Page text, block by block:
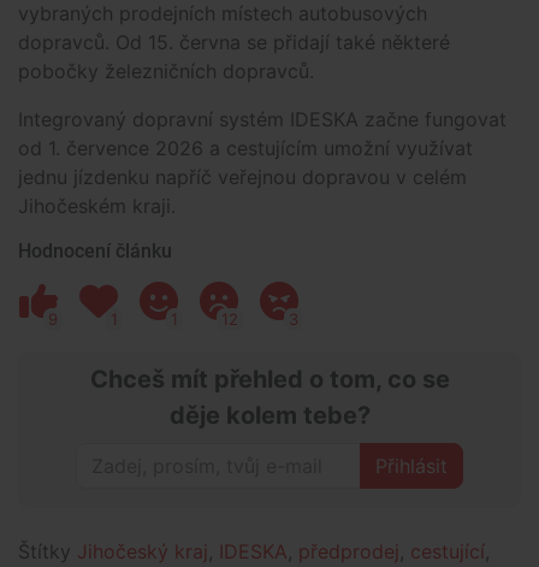
vybraných prodejních místech autobusových
dopravců. Od 15. června se přidají také některé
pobočky železničních dopravců.
Integrovaný dopravní systém IDESKA začne fungovat
od 1. července 2026 a cestujícím umožní využívat
jednu jízdenku napříč veřejnou dopravou v celém
Jihočeském kraji.
Hodnocení článku
9 1 1 12 3
Chceš mít přehled o tom, co se
děje kolem tebe?
Přihlásit
Štítky Jihočeský kraj , IDESKA, předprodej , cestující,